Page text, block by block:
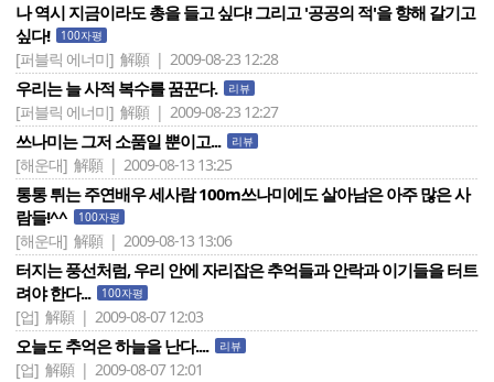
나 역시 지금이라도 총을 들고 싶다! 그리고 '공공의 적'을 향해 갈기고
싶다!
100자평
[퍼블릭 에너미] 解願 | 2009-08-23 12:28
우리는 늘 사적 복수를 꿈꾼다. 리뷰
[퍼블릭 에너미] 解願 | 2009-08-23 12:27
쓰나미는 그저 소품일 뿐이고... 리뷰
[해운대] 解願 | 2009-08-13 13:25
통통 튀는 주연배우 세사람 100m쓰나미에도 살아남은 아주 많은 사
람들!^^
100자평
[해운대] 解願 | 2009-08-13 13:06
터지는 풍선처럼, 우리 안에 자리잡은 추억들과 안락과 이기들을 터트
려야 한다...
100자평
[업] 解願 | 2009-08-07 12:03
오늘도 추억은 하늘을 난다.... 리뷰
[업] 解願 | 2009-08-07 12:01